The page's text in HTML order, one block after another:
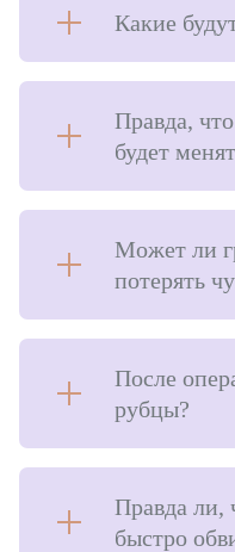
Какие
Правда,
будет
Может ли
потерять
После
рубцы?
Правда ли,
быстро